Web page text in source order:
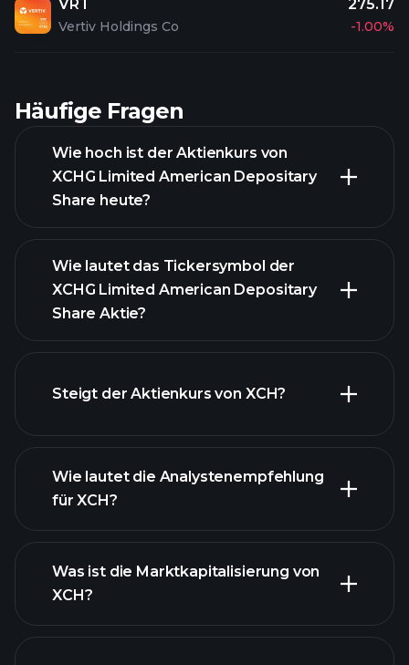
VRT
Vertiv Holdings Co
275.17
-1.00%
Häufige Fragen
Wie hoch ist der Aktienkurs von
XCHG Limited American Depositary
Share heute?
Wie lautet das Tickersymbol der
XCHG Limited American Depositary
Share Aktie?
Steigt der Aktienkurs von XCH?
XCH
Diagramm
Wie lautet die Analystenempfehlung
für XCH?
Was ist die Marktkapitalisierung von
XCH?